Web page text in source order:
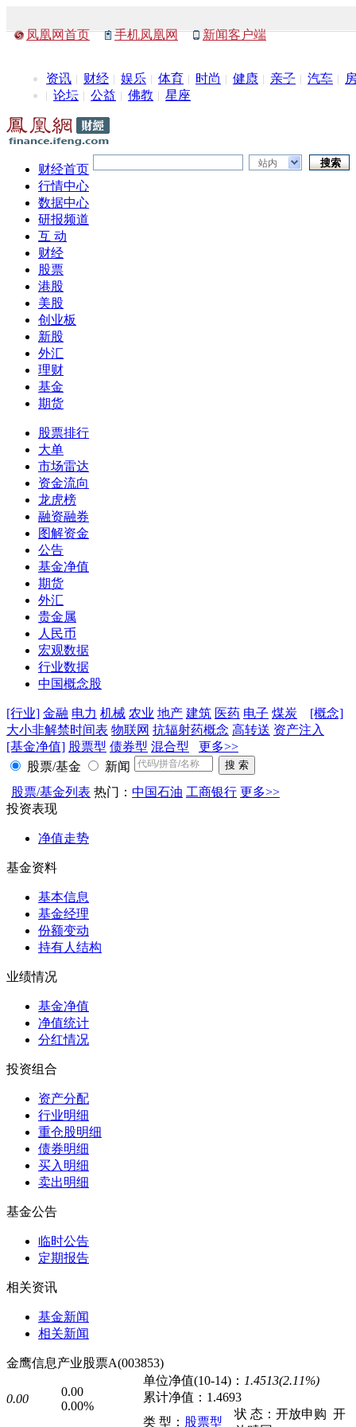
凤凰网首页 手机凤凰网 新闻客户端
资讯 财经 娱乐 体育 时尚 健康 亲子 汽车
论坛
公益 佛教 星座
站内
财经首页
行情中心
数据中心
研报频道
互 动
财经
股票
港股
美股
创业板
新股
外汇
理财
基金
期货
股票排行
大单
市场雷达
资金流向
龙虎榜
融资融券
图解资金
公告
基金净值
期货
外汇
贵金属
人民币
宏观数据
行业数据
中国概念股
[行业] 金融 电力 机械 农业 地产 建筑 医药 电子 煤炭
[概念]
大小非解禁时间表 物联网 抗辐射药概念 高转送 资产注入
[基金净值] 股票型 债券型 混合型
更多>>
股票/基金
新闻
股票/基金列表 热门： 中国石油 工商银行 更多>>
投资表现
净值走势
基金资料
基本信息
基金经理
份额变动
持有人结构
业绩情况
基金净值
净值统计
分红情况
投资组合
资产分配
行业明细
重仓股明细
债券明细
买入明细
卖出明细
基金公告
临时公告
定期报告
相关资讯
基金新闻
相关新闻
金鹰信息产业股票A(003853)
0.00
0.00
0.00%
单位净值(10-14)： 1.4513(2.11%)
累计净值： 1.4693
类 型： 股票型
状 态： 开放申购 开